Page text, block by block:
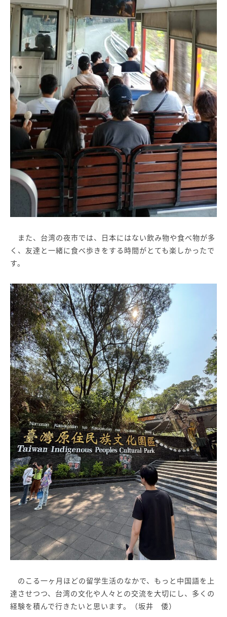
また、台湾の夜市では、日本にはない飲み物や食べ物が多
く、友達と一緒に食べ歩きをする時間がとても楽しかったで
す。
のこる一ヶ月ほどの留学生活のなかで、もっと中国語を上
達させつつ、台湾の文化や人々との交流を大切にし、多くの
経験を積んで行きたいと思います。（坂井 倭）